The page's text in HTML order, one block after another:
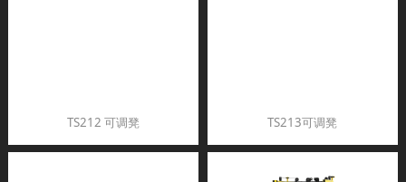
TS212 可调凳 TS213可调凳